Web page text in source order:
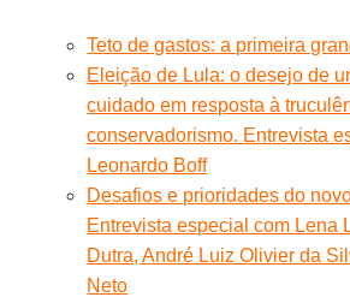
Teto de gastos: a primeira
Eleição de Lula: o desejo de
cuidado em resposta à
conservadorismo. Entrevista
Leonardo Boff
Desafios e prioridades do
Entrevista especial com Lena
Dutra, André Luiz Olivier da
Neto